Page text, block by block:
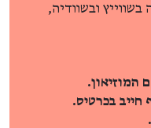
פעל זמן-מה בשווייץ ובשוודיה,
המוזיאון.
בכרטיס.